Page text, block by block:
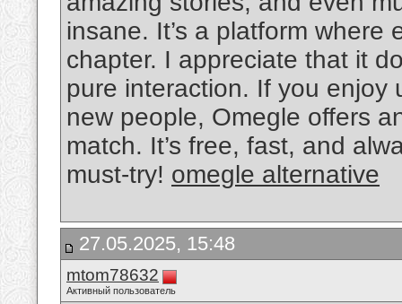
insane. It’s a platform
chapter. I appreciate that it
pure interaction. If you enjoy
new people, Omegle offers
match. It’s free, fast, and
must-try! omegle alternative
27.05.2025, 15:48
mtom78632
Активный пользователь